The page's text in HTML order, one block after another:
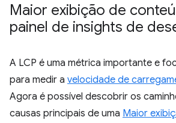
Maior exibição de
painel de insights de
A LCP é uma métrica importante e
para medir a velocidade de
Agora é possível descobrir os
causas principais de uma Maior